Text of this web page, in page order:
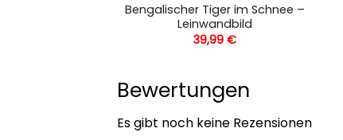
Bengalischer Tiger im Schnee –
Leinwandbild
39,99€
Bewertungen
Es gibt noch keine Rezensionen